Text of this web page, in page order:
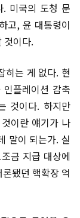
미국의 도청 문
고, 윤 대통령이
것이다.
히는 게 없다. 현
플레이션 감축
것이다. 하지만
이란 얘기가 나
말이 되는가. 실
금 지급 대상에
됐던 핵확장 억